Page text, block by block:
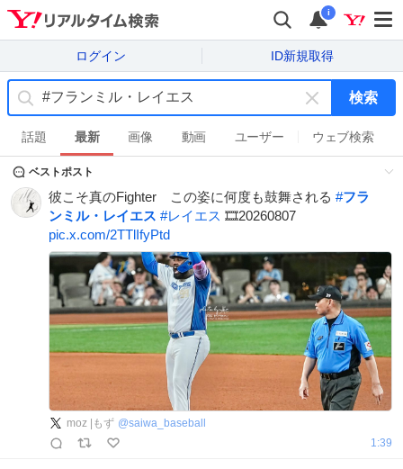
i
ログイン ID新規取得
キ
ー
ワ
ド
す
検索
話題 最新 画像 動画 ユーザー ウェブ検索
ベストポスト
彼こそ真のFighter この姿に何度も鼓舞される #フラ
ンミル・レイエス #レイエス 🎞️20260807
pic.x.com/2TTlIfyPtd
moz |もず @saiwa_baseball
1:39